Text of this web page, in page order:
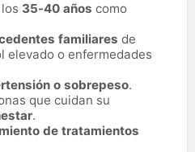
35-40 años como
familiares de
elevado o enfermedades
o sobrepeso.
que cuidan su
.
de tratamientos